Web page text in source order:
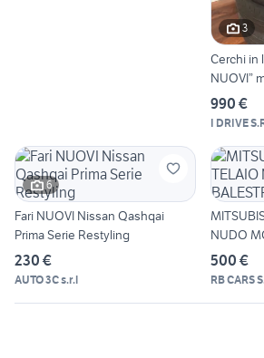
3
Cerchi in
NUOVI”
990 €
I DRIVE
6
Fari NUOVI Nissan Qashqai
Prima Serie Restyling
230 €
AUTO 3C s.r.l
NUDO
500 €
RB CARS